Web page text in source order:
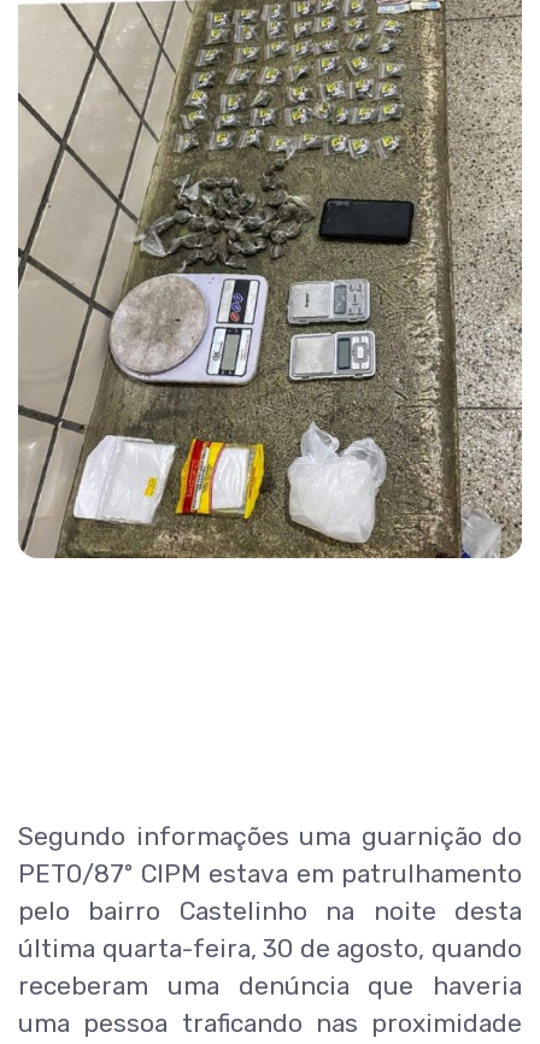
Segundo informações uma guarnição do
PETO/87º CIPM estava em patrulhamento
pelo bairro Castelinho na noite desta
última quarta-feira, 30 de agosto, quando
receberam uma denúncia que haveria
uma pessoa traficando nas proximidade